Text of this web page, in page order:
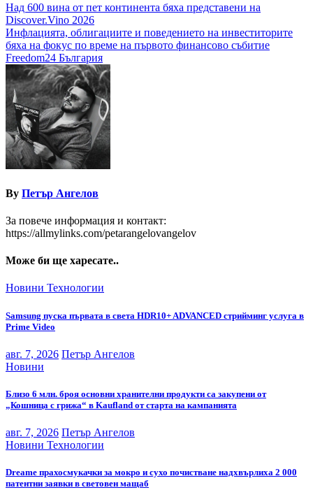
Навигация
Над 600 вина от пет континента бяха представени на
Discover.Vino 2026
Инфлацията, облигациите и поведението на инвеститорите
бяха на фокус по време на първото финансово събитие
Freedom24 България
By Петър Ангелов
За повече информация и контакт:
https://allmylinks.com/petarangelovangelov
Може би ще харесате..
Новини Технологии
Samsung пуска първата в света HDR10+ ADVANCED стрийминг услуга в
Prime Video
авг. 7, 2026 Петър Ангелов
Новини
Близо 6 млн. броя основни хранителни продукти са закупени от
„Кошница с грижа“ в Kaufland от старта на кампанията
авг. 7, 2026 Петър Ангелов
Новини Технологии
Dreame прахосмукачки за мокро и сухо почистване надхвърлиха 2 000
патентни заявки в световен мащаб